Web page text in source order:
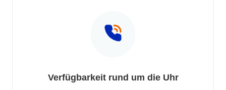
Verfügbarkeit rund um die Uhr